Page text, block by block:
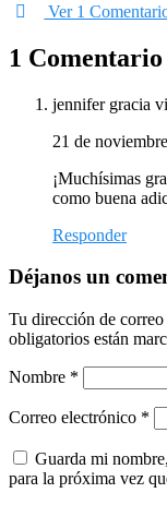
Ver 1
1 Comentario
jennifer gracia
21 de
¡Muchísimas
como buena
Responder
Déjanos un
Tu dirección de
obligatorios están
Nombre *
Correo electrónico *
Guarda mi
para la próxima vez